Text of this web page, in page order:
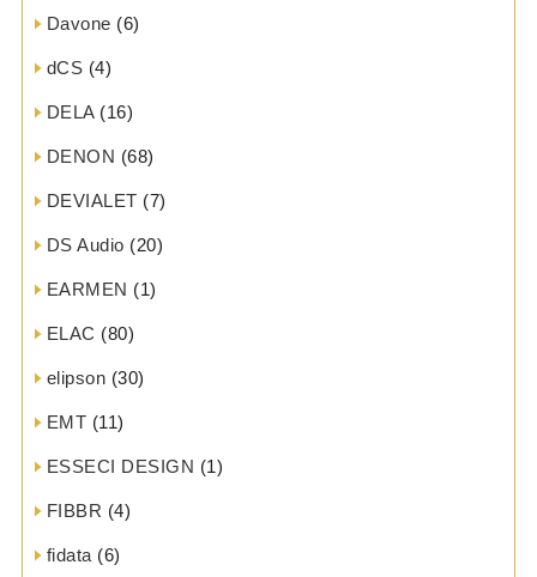
Davone (6)
dCS (4)
DELA(16)
DENON (68)
DEVIALET (7)
DS Audio (20)
EARMEN (1)
ELAC (80)
elipson (30)
EMT (11)
ESSECI DESIGN (1)
FIBBR (4)
fidata (6)